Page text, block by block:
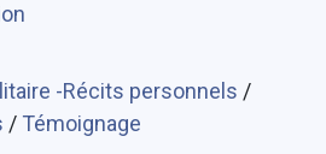
-Récits personnels /
/ Témoignage